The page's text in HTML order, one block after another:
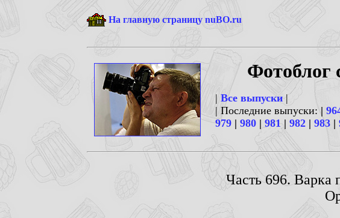
На главную страницу nuBO.ru
Фотоблог
| Все выпуски |
| Последние выпуски: |
979 | 980 | 981 | 982 | 983 |
Часть 696. Варка